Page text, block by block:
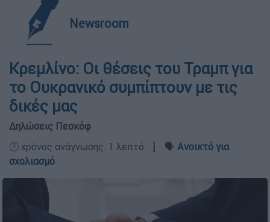
Newsroom
Κρεμλίνο: Οι θέσεις του Τραμπ για
το Ουκρανικό συμπίπτουν με τις
δικές μας
Δηλώσεις Πεσκόφ
🕛 χρόνος ανάγνωσης: 1 λεπτό ┋ 🗣️ Ανοικτό για
σχολιασμό